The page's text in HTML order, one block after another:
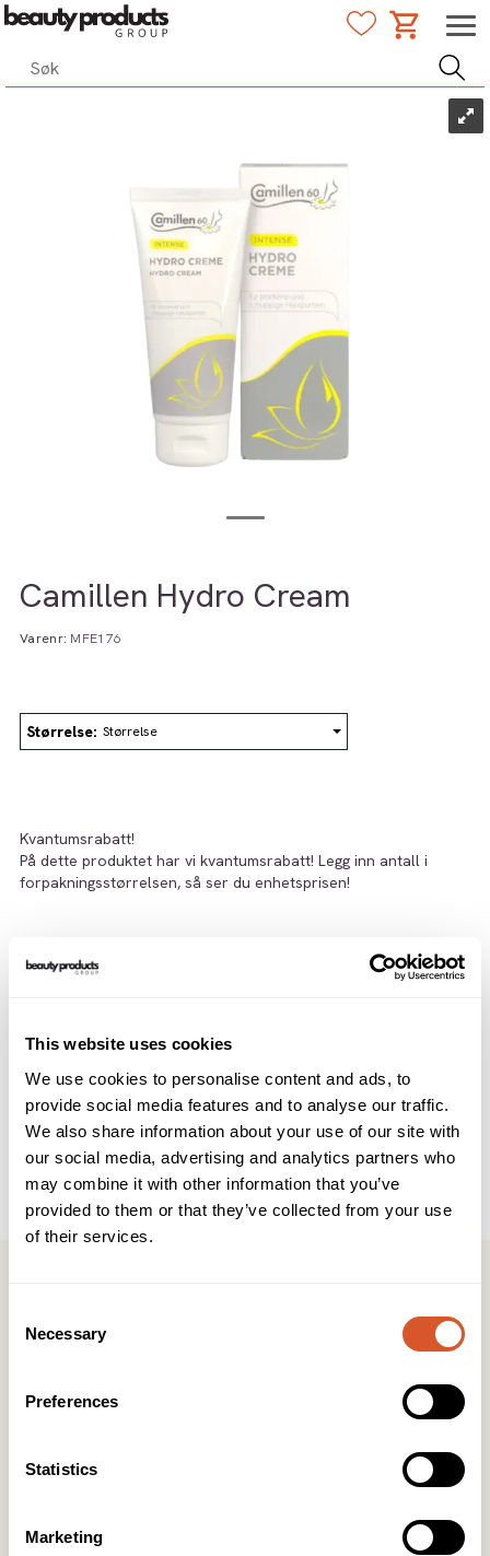
This website uses cookies
We use cookies to personalise content and ads, to
provide social media features and to analyse our traffic.
We also share information about your use of our site with
our social media, advertising and analytics partners who
may combine it with other information that you’ve
provided to them or that they’ve collected from your use
of their services.
Selection
Necessary
Preferences
Statistics
Marketing
Camillen Hydro Cream
Varenr: MFE176
Størrelse Størrelse
Kvantumsrabatt!
På dette produktet har vi kvantumsrabatt! Legg inn antall i
forpakningsstørrelsen, så ser du enhetsprisen!
Beskrivelse Brukerveiledning
Fuktighetsgivende krem for svært tørre hudområder, for
eksempel albuer, hender og føtter. En kombinasjon av
ingrediensene urea og glyserin bidrar til å bedre hudens
evne til å binde fuktighet i de dypere lagene. Støtter hudens
naturlige funksjon.
kundeservice@beautyproducts.no
Tlf:64 97 40 60